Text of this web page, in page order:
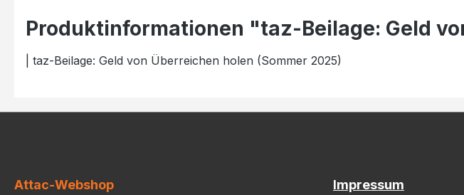
Produktinformationen "taz-Beilage: Geld
| taz-Beilage: Geld von Überreichen holen (Sommer 2025)
Attac-Webshop Impressum